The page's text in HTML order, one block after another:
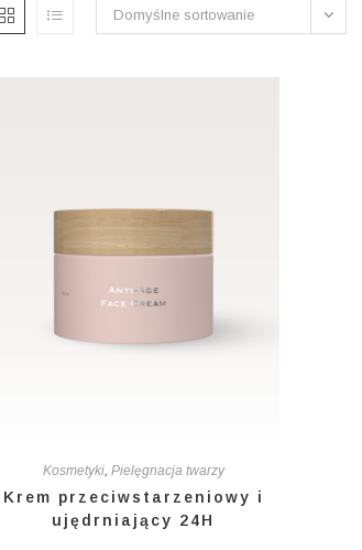
Domyślne sortowanie
Kosmetyki, Pielęgnacja twarzy
Krem przeciwstarzeniowy i
ujędrniający 24H